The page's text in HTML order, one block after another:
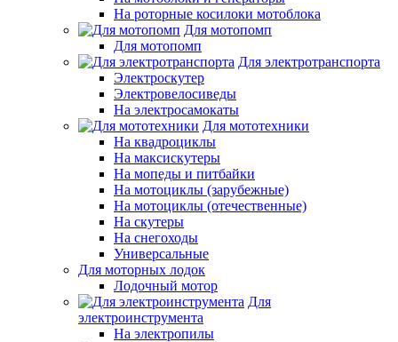
На роторные косилоки мотоблока
Для мотопомп
Для мотопомп
Для электротранспорта
Электроскутер
Электровелосиведы
На электросамокаты
Для мототехники
На квадроциклы
На максискутеры
На мопеды и питбайки
На мотоциклы (зарубежные)
На мотоциклы (отечественные)
На скутеры
На снегоходы
Универсальные
Для моторных лодок
Лодочный мотор
Для
электроинструмента
На электропилы